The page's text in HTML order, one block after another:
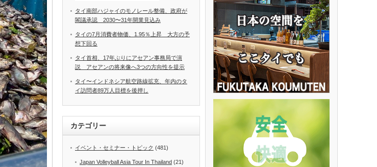
タイ南部ハジャイのモノレール整備、政府が
閣議承認 2030〜31年開業見込み
タイの7月消費者物価、1.95％上昇 大方の予
想下回る
タイ首相、17年ぶりにアセアン事務局で演
説 アセアンの将来像へ3つの方向性を提示
タイ〜インドネシア航空路線拡充、年内のタ
イ訪問者89万人目標を後押し
カテゴリー
イベント・セミナー・トピック (481)
Japan Volleyball Asia Tour In Thailand (21)